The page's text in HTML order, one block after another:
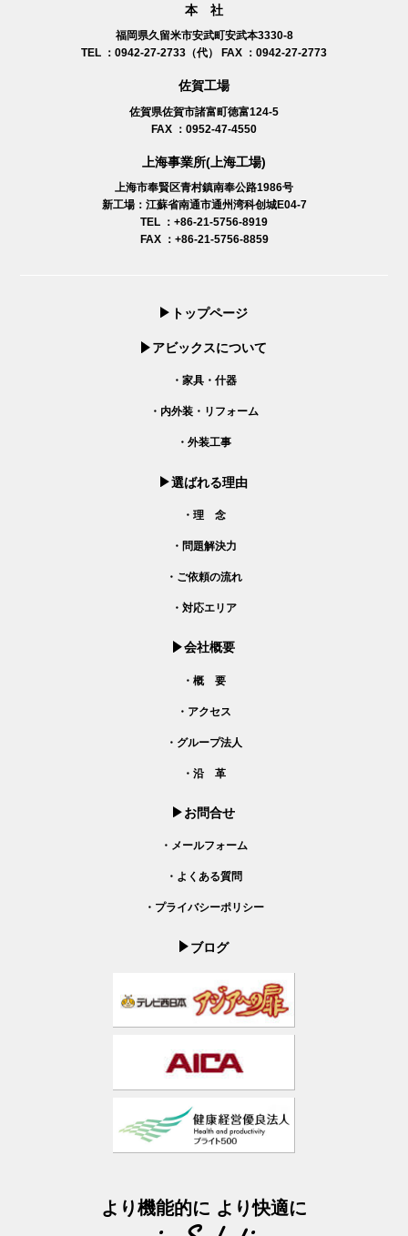
本 社
福岡県久留米市安武町安武本3330-8
TEL ：0942-27-2733（代）
FAX ：0942-27-2773
佐賀工場
佐賀県佐賀市諸富町徳富124-5
FAX ：0952-47-4550
上海事業所(上海工場)
上海市奉賢区青村鎮南奉公路1986号
新工場：江蘇省南通市通州湾科创城E04-7
TEL ：+86-21-5756-8919
FAX ：+86-21-5756-8859
トップページ
アビックスについて
・家具・什器
・内外装・リフォーム
・外装工事
選ばれる理由
・理 念
・問題解決力
・ご依頼の流れ
・対応エリア
会社概要
・概 要
・アクセス
・グループ法人
・沿 革
お問合せ
・メールフォーム
・よくある質問
・プライバシーポリシー
ブログ
より機能的に より快適に